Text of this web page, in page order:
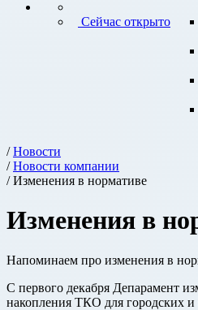
Сейчас открыто
/Новости
/Новости компании
/ Изменения в нормативе
Изменения в
Напоминаем про изменения в
С первого декабря Депарамент
накопления ТКО для городских и